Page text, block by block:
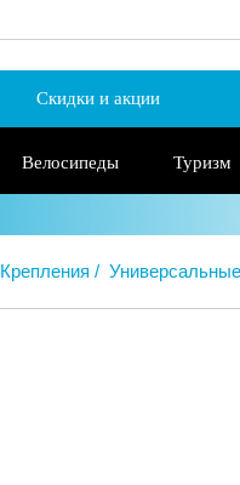
Скидки и акции
Велосипеды Туризм
Крепления Универсальные